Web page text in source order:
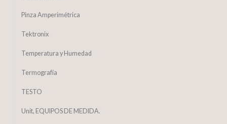
Pinza Amperimétrica
Tektronix
Temperatura y Humedad
Termografía
TESTO
Unit, EQUIPOS DE MEDIDA.